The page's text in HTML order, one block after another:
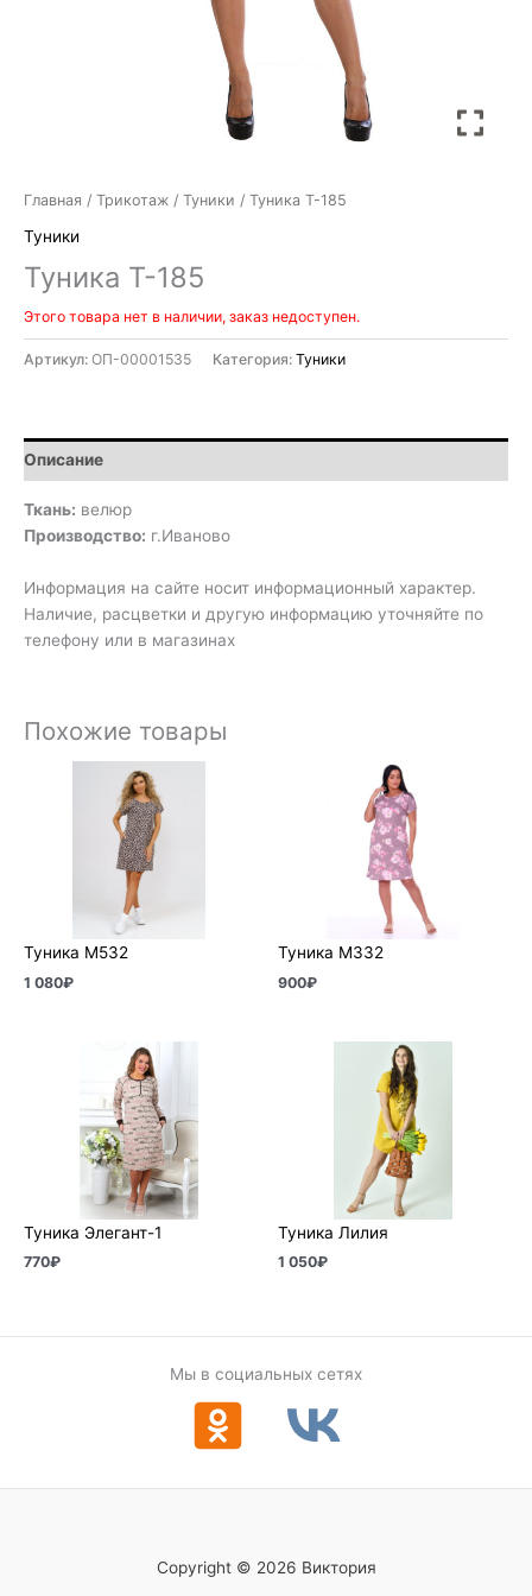
Главная / Трикотаж / Туники / Туника Т-185
Туники
Туника Т-185
Этого товара нет в наличии, заказ недоступен.
Артикул: ОП-00001535 Категория: Туники
Описание
Ткань: велюр
Производство: г.Иваново
Информация на сайте носит информационный характер.
Наличие, расцветки и другую информацию уточняйте по
телефону или в магазинах
Похожие товары
Туника М532
1 080₽
Туника М332
900₽
Туника Элегант-1
770₽
Туника Лилия
1 050₽
Мы в социальных сетях
Copyright © 2026 Виктория